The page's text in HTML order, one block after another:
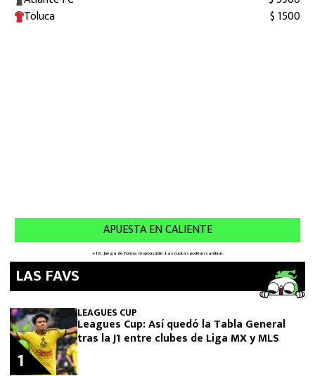
LAS FAVS
LEAGUES CUP
Leagues Cup: Así quedó la Tabla General
tras la J1 entre clubes de Liga MX y MLS
1